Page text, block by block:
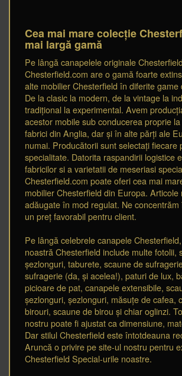
Cea mai mare colecție
mai largă gamă
Pe lângă canapelele originale
Chesterfield.com are o gamă foarte
alte mobilier Chesterfield în diferite game
De la clasic la modern, de la vintage la
tradițional la experimental. Avem
acestor mobile sub conducerea proprie
fabrici din Anglia, dar și în alte părți ale
numai. Producătorii sunt selectați fiecare
specialitate. Datorita raspandirii logistice
fabricilor si a varietatii de meseriasi
Chesterfield.com poate oferi cea mai
mobilier Chesterfield din Europa. Articole
adăugate în mod regulat. Ne
un preț favorabil pentru client.
Pe lângă celebrele canapele
noastră Chesterfield include multe fotolii,
șezlonguri, taburete, scaune de
sufragerie (da, și acelea!), paturi de lux,
picioare de pat, canapele extensibile,
șezlonguri, șezlonguri, măsuțe de cafea,
birouri, scaune de birou și chiar oglinzi.
nostru poate fi ajustat ca dimensiune,
Dar stilul Chesterfield este întotdeauna
Aruncă o privire pe site-ul nostru pentru
Chesterfield Special-urile noastre.